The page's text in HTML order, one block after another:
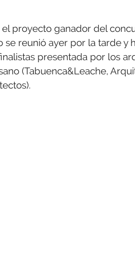
proyecto ganador del
reunió ayer por la tarde y
presentada por los
(Tabuenca&Leache,